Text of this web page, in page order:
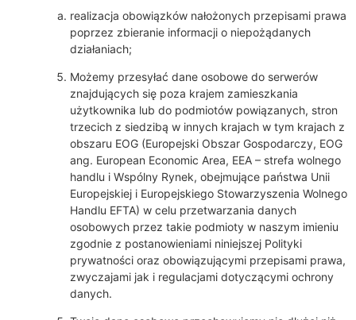
realizacja obowiązków nałożonych przepisami prawa
poprzez zbieranie informacji o niepożądanych
działaniach;
Możemy przesyłać dane osobowe do serwerów
znajdujących się poza krajem zamieszkania
użytkownika lub do podmiotów powiązanych, stron
trzecich z siedzibą w innych krajach w tym krajach z
obszaru EOG (Europejski Obszar Gospodarczy, EOG
ang. European Economic Area, EEA – strefa wolnego
handlu i Wspólny Rynek, obejmujące państwa Unii
Europejskiej i Europejskiego Stowarzyszenia Wolnego
Handlu EFTA) w celu przetwarzania danych
osobowych przez takie podmioty w naszym imieniu
zgodnie z postanowieniami niniejszej Polityki
prywatności oraz obowiązującymi przepisami prawa,
zwyczajami jak i regulacjami dotyczącymi ochrony
danych.